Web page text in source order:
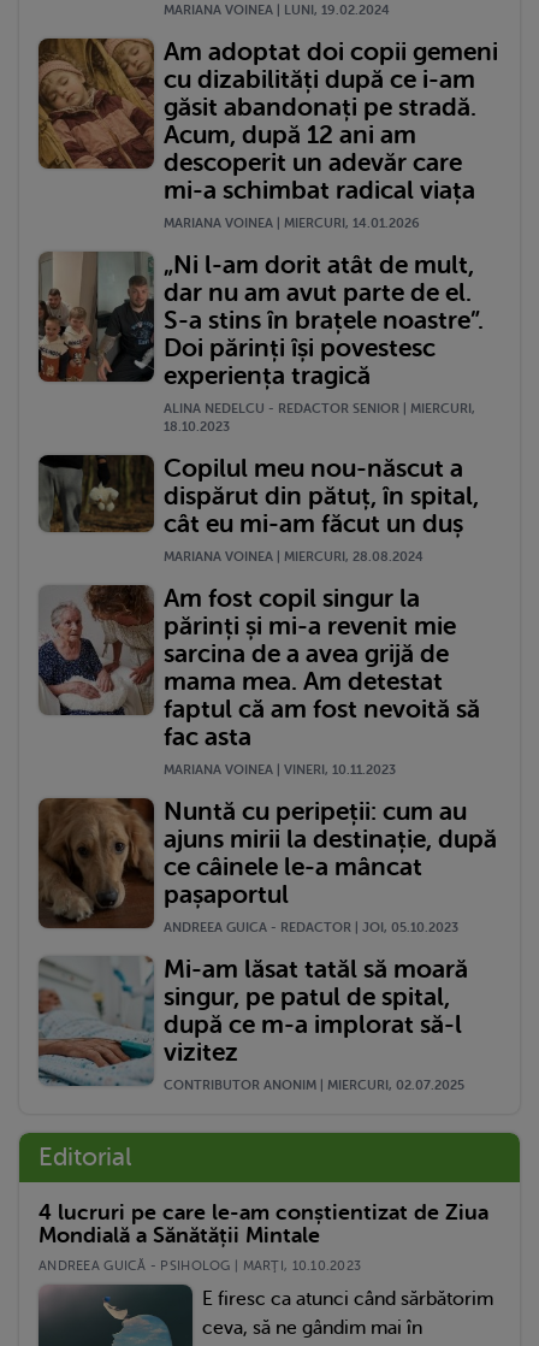
MARIANA VOINEA | LUNI, 19.02.2024
Am adoptat doi copii gemeni
cu dizabilități după ce i-am
găsit abandonați pe stradă.
Acum, după 12 ani am
descoperit un adevăr care
mi-a schimbat radical viața
MARIANA VOINEA | MIERCURI, 14.01.2026
„Ni l-am dorit atât de mult,
dar nu am avut parte de el.
S-a stins în brațele noastre”.
Doi părinți își povestesc
experiența tragică
ALINA NEDELCU - REDACTOR SENIOR | MIERCURI,
18.10.2023
Copilul meu nou-născut a
dispărut din pătuț, în spital,
cât eu mi-am făcut un duș
MARIANA VOINEA | MIERCURI, 28.08.2024
Am fost copil singur la
părinți și mi-a revenit mie
sarcina de a avea grijă de
mama mea. Am detestat
faptul că am fost nevoită să
fac asta
MARIANA VOINEA | VINERI, 10.11.2023
Nuntă cu peripeții: cum au
ajuns mirii la destinație, după
ce câinele le-a mâncat
pașaportul
ANDREEA GUICA - REDACTOR | JOI, 05.10.2023
Mi-am lăsat tatăl să moară
singur, pe patul de spital,
după ce m-a implorat să-l
vizitez
CONTRIBUTOR ANONIM | MIERCURI, 02.07.2025
Editorial
4 lucruri pe care le-am conștientizat de Ziua
Mondială a Sănătății Mintale
ANDREEA GUICĂ - PSIHOLOG | MARŢI, 10.10.2023
E firesc ca atunci când sărbătorim
ceva, să ne gândim mai în